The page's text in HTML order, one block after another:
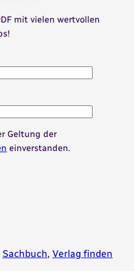
mit vielen wertvollen
Geltung der
einverstanden.
Sachbuch, Verlag finden